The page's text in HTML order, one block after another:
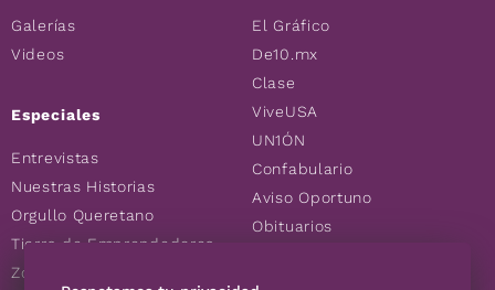
Galerías
Videos
Especiales
Entrevistas
Nuestras Historias
Orgullo Queretano
Tierra de Emprendedores
Zoociales
El Gráfico
De10.mx
Clase
ViveUSA
UN1ÓN
Confabulario
Aviso Oportuno
Obituarios
Consultas